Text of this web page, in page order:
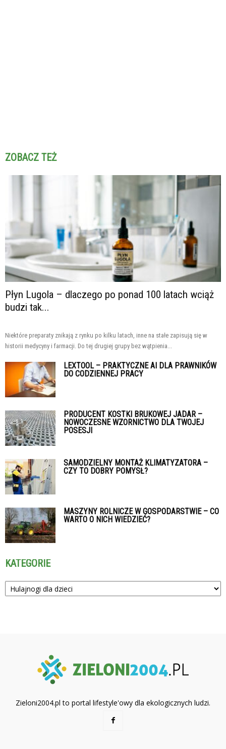
ZOBACZ TEŻ
Płyn Lugola – dlaczego po ponad 100 latach wciąż
budzi tak...
Niektóre preparaty znikają z rynku po kilku latach, inne na stałe zapisują się w
historii medycyny i farmacji. Do tej drugiej grupy bez wątpienia...
LEXTOOL – PRAKTYCZNE AI DLA PRAWNIKÓW
DO CODZIENNEJ PRACY
PRODUCENT KOSTKI BRUKOWEJ JADAR –
NOWOCZESNE WZORNICTWO DLA TWOJEJ
POSESJI
SAMODZIELNY MONTAŻ KLIMATYZATORA –
CZY TO DOBRY POMYSŁ?
MASZYNY ROLNICZE W GOSPODARSTWIE – CO
WARTO O NICH WIEDZIEĆ?
KATEGORIE
Kategorie
Zieloni2004.pl to portal lifestyle'owy dla ekologicznych ludzi.